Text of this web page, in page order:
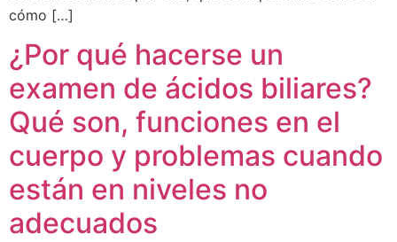
cómo […]
¿Por qué hacerse un
examen de ácidos biliares?
Qué son, funciones en el
cuerpo y problemas cuando
están en niveles no
adecuados